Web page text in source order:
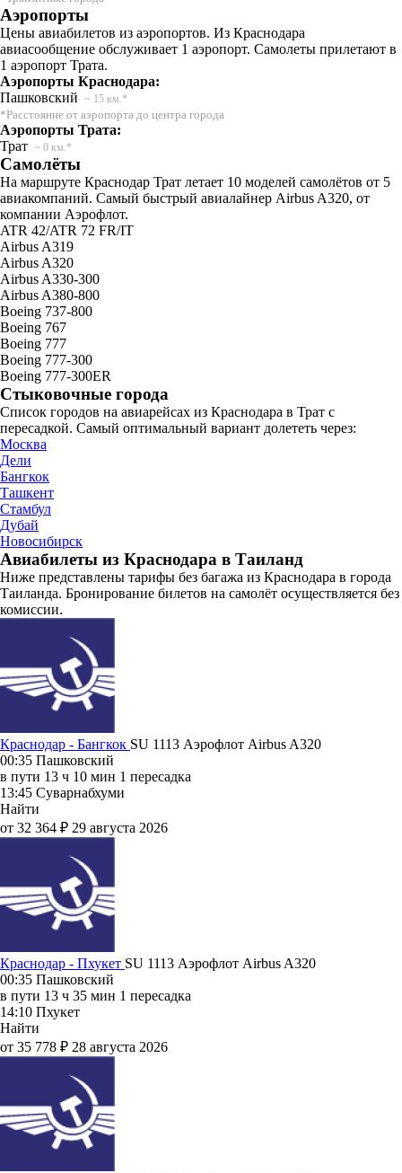
Аэропорты
Цены авиабилетов из аэропортов. Из Краснодара
авиасообщение обслуживает 1 аэропорт. Самолеты прилетают в
1 аэропорт Трата.
Аэропорты Краснодара:
Пашковский ~ 15 км.*
*Расстояние от аэропорта до центра города
Аэропорты Трата:
Трат ~ 0 км.*
Самолёты
На маршруте Краснодар Трат летает 10 моделей самолётов от 5
авиакомпаний. Самый быстрый авиалайнер Airbus A320, от
компании Аэрофлот.
ATR 42/ATR 72 FR/IT
Airbus A319
Airbus A320
Airbus A330-300
Airbus A380-800
Boeing 737-800
Boeing 767
Boeing 777
Boeing 777-300
Boeing 777-300ER
Стыковочные города
Список городов на авиарейсах из Краснодара в Трат с
пересадкой. Самый оптимальный вариант долететь через:
Москва
Дели
Бангкок
Ташкент
Стамбул
Дубай
Новосибирск
Авиабилеты из Краснодара в Таиланд
Ниже представлены тарифы без багажа из Краснодара в города
Таиланда. Бронирование билетов на самолёт осуществляется без
комиссии.
Краснодар - Бангкок SU 1113 Аэрофлот Airbus A320
00:35 Пашковский
в пути 13 ч 10 мин 1 пересадка
13:45 Суварнабхуми
Найти
от 32 364 ₽ 29 августа 2026
Краснодар - Пхукет SU 1113 Аэрофлот Airbus A320
00:35 Пашковский
в пути 13 ч 35 мин 1 пересадка
14:10 Пхукет
Найти
от 35 778 ₽ 28 августа 2026